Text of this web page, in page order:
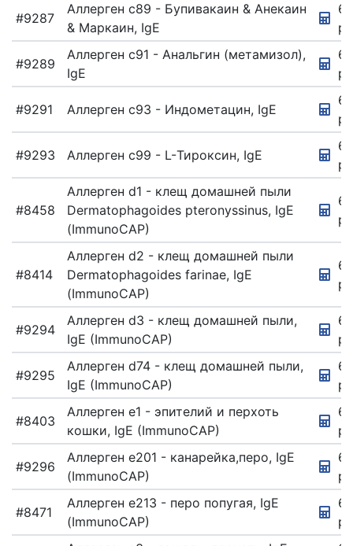
#9287
Аллерген c89 - Бупивакаин & Анекаин
& Маркаин, IgE
#9289
Аллерген c91 - Анальгин (метамизол),
IgE
#9291 Аллерген c93 - Индометацин, IgE
#9293 Аллерген c99 - L-Тироксин, IgE
#8458
Аллерген d1 - клещ домашней пыли
Dermatophagoides pteronyssinus, IgE
(ImmunoCAP)
#8414
Аллерген d2 - клещ домашней пыли
Dermatophagoides farinae, IgE
(ImmunoCAP)
#9294
Аллерген d3 - клещ домашней пыли,
IgE (ImmunoCAP)
#9295
Аллерген d74 - клещ домашней пыли,
IgE (ImmunoCAP)
#8403
Аллерген e1 - эпителий и перхоть
кошки, IgE (ImmunoCAP)
#9296
Аллерген e201 - канарейка,перо, IgE
(ImmunoCAP)
#8471
Аллерген e213 - перо попугая, IgE
(ImmunoCAP)